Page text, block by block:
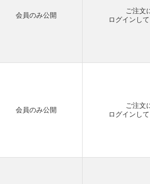
会員のみ公開
ご注文
ログイン し
会員のみ公開
ご注文
ログイン し